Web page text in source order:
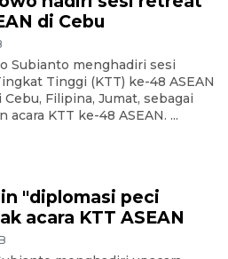
di Cebu
Subianto menghadiri sesi
Tinggi (KTT) ke-48 ASEAN
Filipina, Jumat, sebagai
acara KTT ke-48 ASEAN. ...
"diplomasi peci
acara KTT ASEAN
di Malaysia
2026 19:47 WIB